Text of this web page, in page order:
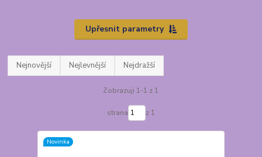
Upřesnit parametry
Nejnovější Nejlevnější Nejdražší
Zobrazuji 1-1 z 1
strana z 1
Novinka